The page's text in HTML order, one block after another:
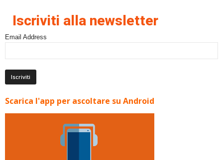
Iscriviti alla newsletter
Email Address
Scarica l'app per ascoltare su Android